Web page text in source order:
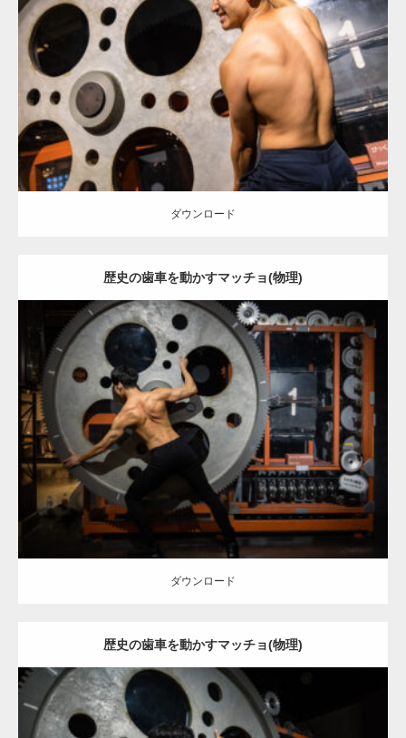
2025.10.30
科学技術館のマッチョ オレンジの人 外資系筋肉 背中 千代
田区（東京）
ダウンロード
ダウンロード
歴史の歯車を動かすマッチョ(物理)
Update:2025.10.30
Category: 科学技術館のマッチョ オレンジの人
AKIHITO(細マッチョ)
背中 千代田区（東京）
ダウンロード
ダウンロード
歴史の歯車を動かすマッチョ(物理)